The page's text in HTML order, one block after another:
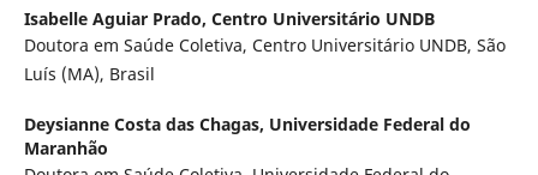
Isabelle Aguiar Prado, Centro Universitário UNDB
Doutora em Saúde Coletiva, Centro Universitário UNDB, São
Luís (MA), Brasil
Deysianne Costa das Chagas, Universidade Federal do
Maranhão